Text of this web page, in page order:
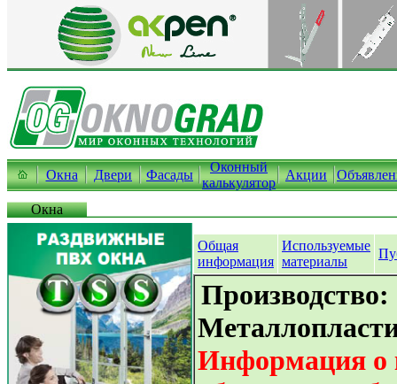
Окна Двери Фасады
Оконный
калькулятор
Акции
Окна
Общая
информация
Используемые
материалы
Производство:
Информация о